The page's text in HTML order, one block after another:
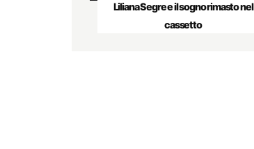
Liliana Segre e il sogno rimasto nel
cassetto